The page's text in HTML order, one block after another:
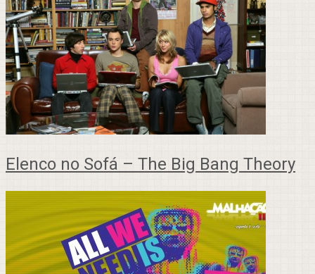
Elenco no Sofá – The Big Bang Theory